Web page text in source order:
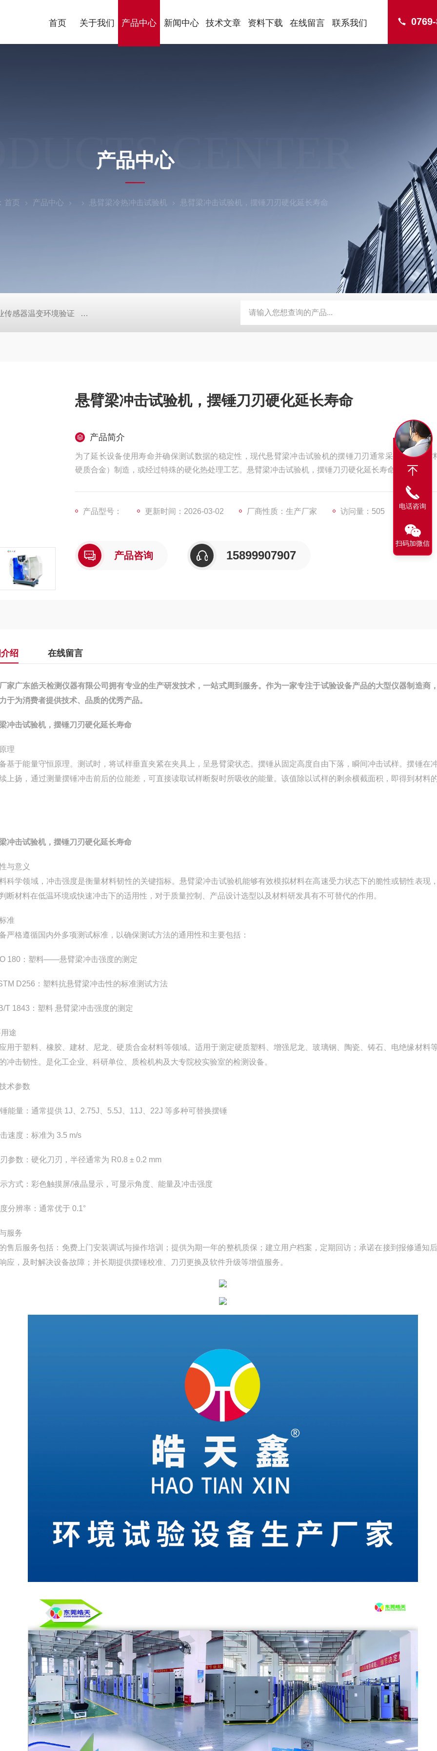
首页 关于我们 产品中心 新闻中心 技术文章 资料下载 在线留言 联系我们
CENTER
产品中心
首页 产品中心 悬臂梁冷热冲击试验机 悬臂梁冲击试验机，摆锤刀刃硬化延长寿命
传感器温变环境验证 TEB-600PF快温变高低温实验箱、自动补水功能 SMD-210PF-FPC抗寒耐湿 FPC 折弯机
悬臂梁冲击试验机，摆锤刀刃硬化延长寿命
产品简介
为了延长设备使用寿命并确保测试数据的稳定性，现代悬臂梁冲击试验机的摆锤刀刃通常采用高硬度材
硬质合金）制造，或经过特殊的硬化热处理工艺。悬臂梁冲击试验机，摆锤刀刃硬化延长寿命
产品型号： 更新时间：2026-03-02 厂商性质：生产厂家 访问量：505
产品咨询 15899907907
绍 在线留言
家广东皓天检测仪器有限公司拥有专业的生产研发技术，一站式周到服务。作为一家专注于试验设备产品的大型仪器制造商
于为消费者提供技术、品质的优秀产品。
冲击试验机，摆锤刀刃硬化延长寿命
理
基于能量守恒原理。测试时，将试样垂直夹紧在夹具上，呈悬臂梁状态。摆锤从固定高度自由下落，瞬间冲击试样。摆锤在
上扬，通过测量摆锤冲击前后的位能差，可直接读取试样断裂时所吸收的能量。该值除以试样的剩余横截面积，即得到材料
冲击试验机，摆锤刀刃硬化延长寿命
与意义
科学领域，冲击强度是衡量材料韧性的关键指标。悬臂梁冲击试验机能够有效模拟材料在高速受力状态下的脆性或韧性表现
断材料在低温环境或快速冲击下的适用性，对于质量控制、产品设计选型以及材料研发具有不可替代的作用。
准
严格遵循国内外多项测试标准，以确保测试方法的通用性和主要包括：
180：塑料——悬臂梁冲击强度的测定
D256：塑料抗悬臂梁冲击性的标准测试方法
T 1843：塑料 悬臂梁冲击强度的测定
途
用于塑料、橡胶、建材、尼龙、硬质合金材料等领域。适用于测定硬质塑料、增强尼龙、玻璃钢、陶瓷、铸石、电绝缘材料
冲击韧性。是化工企业、科研单位、质检机构及大专院校实验室的检测设备。
术参数
能量：通常提供 1J、2.75J、5.5J、11J、22J 等多种可替换摆锤
速度：标准为 3.5 m/s
参数：硬化刀刃，半径通常为 R0.8 ± 0.2 mm
方式：彩色触摸屏/液晶显示，可显示角度、能量及冲击强度
分辨率：通常优于 0.1°
服务
售后服务包括：免费上门安装调试与操作培训；提供为期一年的整机质保；建立用户档案，定期回访；承诺在接到报修通知
应，及时解决设备故障；并长期提供摆锤校准、刀刃更换及软件升级等增值服务。
电话咨询
扫码加微信